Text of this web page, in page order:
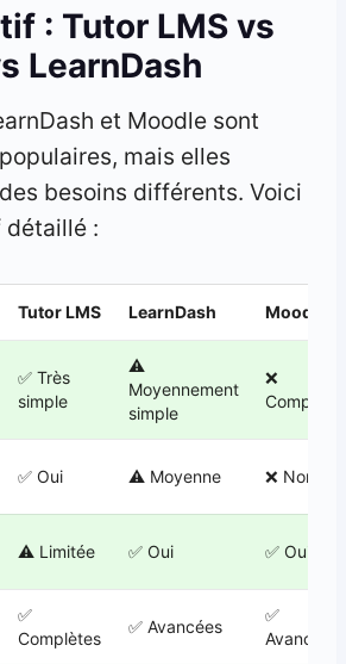
: Tutor LMS vs
LearnDash
et Moodle sont
mais elles
besoins différents. Voici
détaillé :
Tutor LMS LearnDash Moodle
✅ Très
simple
⚠️
Moyennement
simple
❌
Complexe
✅ Oui ⚠️ Moyenne ❌ Non
⚠️ Limitée ✅ Oui ✅ Oui
✅
Complètes
✅ Avancées
✅
Avancées